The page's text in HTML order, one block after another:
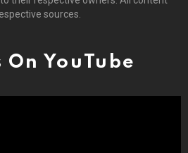
sources.
On YouTube